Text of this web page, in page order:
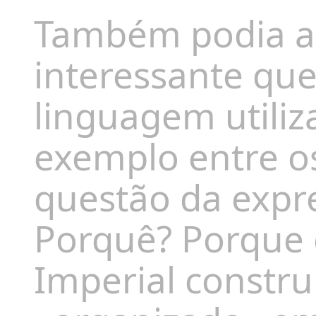
Também podia
interessante
linguagem
exemplo entre
questão da
Porquê?
Imperial